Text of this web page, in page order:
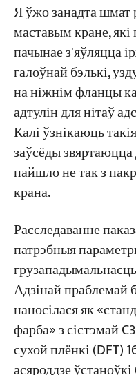
Праекты
Блогі
Праграмы
Пра нас
Звяжыцеся з намі
крана,
кран
Падрыхтоўка
залежыць тэрмін
Як выбраць клас
Якая
Параўнанне
выбраць схему
асяроддзяў ад
маставога крана
C3 Environment
– стандарт для
маставых кранаў
C5 Навакольнае
карозія) –
ўзбярэжжа
Я ўжо занадта шмат
маставым кране,
пачынае з'яўляцца
галоўнай бэлькі,
на ніжнім фланцы
адтулін для нітаў
Калі ўзнікаюць
заўсёды
пайшло не так з
крана.
Расследаванне
патрэбныя
Адзінай
наносілася як
фарба» з сістэмай
сухой плёнкі (DFT)
асяроддзе